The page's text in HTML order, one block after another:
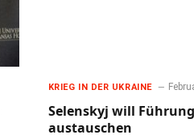
KRIEG IN DER UKRAINE
Selenskyj will
austauschen